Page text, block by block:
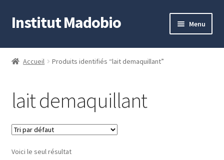
Aller
à
navigation
Aller
au
Institut Madobio Menu
Accueil
Mon compte
Panier
Validation de la commande
Accueil Produits identifiés “lait demaquillant”
lait demaquillant
Voici le seul résultat